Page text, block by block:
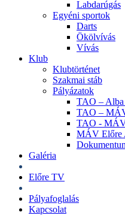
Labdarúgás
Egyéni sportok
Darts
Ökölvívás
Vívás
Klub
Klubtörténet
Szakmai stáb
Pályázatok
TAO –
TAO –
TAO -
MÁV Előre
Galéria
Előre TV
Pályafoglalás
Kapcsolat